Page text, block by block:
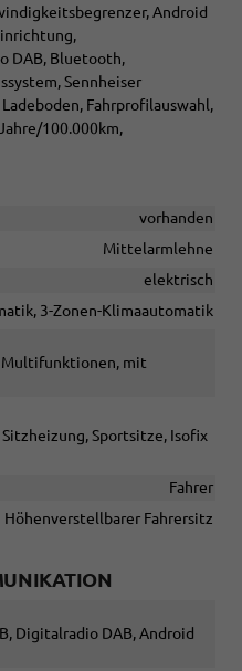
Android
DAB, Bluetooth,
Sennheiser
Fahrprofilauswahl,
100.000km,
vorhanden
Mittelarmlehne
elektrisch
3-Zonen-Klimaautomatik
Multifunktionen, mit
Sportsitze, Isofix
Fahrer
Höhenverstellbarer Fahrersitz
Digitalradio DAB, Android